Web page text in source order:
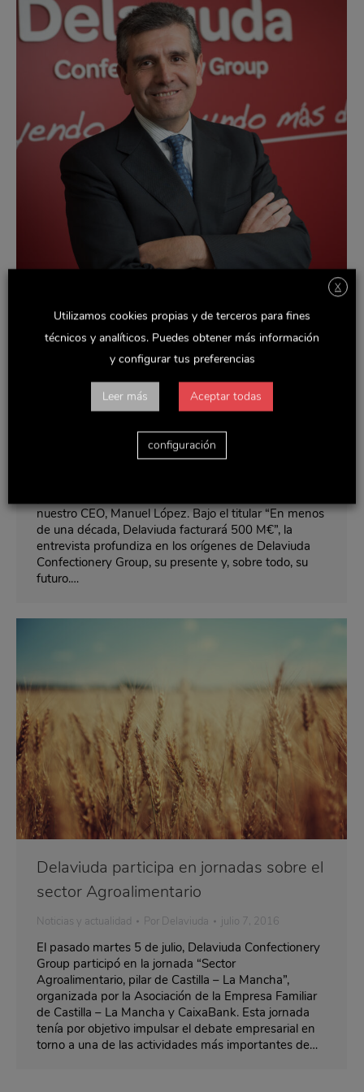
“En menos de una década, Delaviuda
facturará 500 M€”
Delaviuda
Alimarket, medio líder en generación de contenidos
nuestro CEO, Manuel López. Bajo el titular “En menos
de una década, Delaviuda facturará 500 M€”, la
entrevista profundiza en los orígenes de Delaviuda
Confectionery Group, su presente y, sobre todo, su
futuro.…
Delaviuda participa en jornadas sobre el
sector Agroalimentario
Noticias y actualidad Por Delaviuda julio 7, 2016
El pasado martes 5 de julio, Delaviuda Confectionery
Group participó en la jornada “Sector
Agroalimentario, pilar de Castilla – La Mancha”,
organizada por la Asociación de la Empresa Familiar
de Castilla – La Mancha y CaixaBank. Esta jornada
tenía por objetivo impulsar el debate empresarial en
torno a una de las actividades más importantes de…
X
Utilizamos cookies propias y de terceros para fines
técnicos y analíticos. Puedes obtener más información
y configurar tus preferencias
Leer más Aceptar todas
configuración